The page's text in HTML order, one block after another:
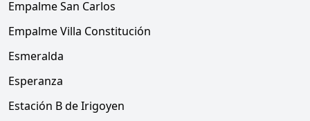
Empalme San Carlos
Empalme Villa Constitución
Esmeralda
Esperanza
Estación B de Irigoyen